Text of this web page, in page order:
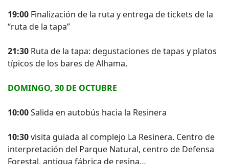
19:00 Finalización de la ruta y entrega de tickets de la
“ruta de la tapa”
21:30 Ruta de la tapa: degustaciones de tapas y platos
típicos de los bares de Alhama.
DOMINGO, 30 DE OCTUBRE
10:00Salida en autobús hacia la Resinera
10:30visita guiada al complejo La Resinera. Centro de
interpretación del Parque Natural, centro de Defensa
Forestal, antigua fábrica de resina…